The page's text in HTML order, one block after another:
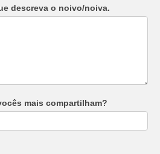
descreva o noivo/noiva.
mais compartilham?